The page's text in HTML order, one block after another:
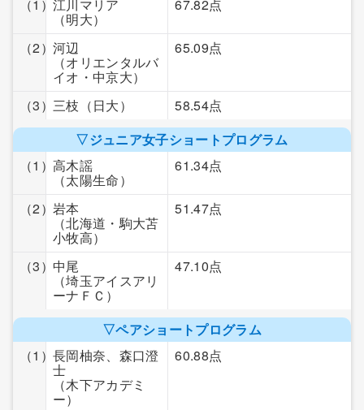
（1）江川マリア
（明大）
67.82点
（2）河辺
（オリエンタルバ
イオ・中京大）
65.09点
（3）三枝 （日大）
58.54点
▽ジュニア女子ショートプログラム
（1）高木謡
（太陽生命）
61.34点
（2）岩本
（北海道・駒大苫
小牧高）
51.47点
（3） 中尾
（埼玉アイスアリ
ーナＦＣ）
47.10点
▽ペアショートプログラム
（1）長岡柚奈、森口澄
士
（木下アカデミ
ー）
60.88点